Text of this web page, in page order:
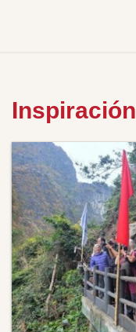
Inspiración